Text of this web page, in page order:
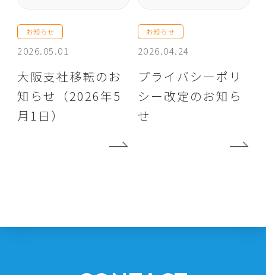
お知らせ
2026.05.01
大阪支社移転のお
知らせ（2026年5
月1日）
お知らせ
2026.04.24
プライバシーポリ
シー改定のお知ら
せ